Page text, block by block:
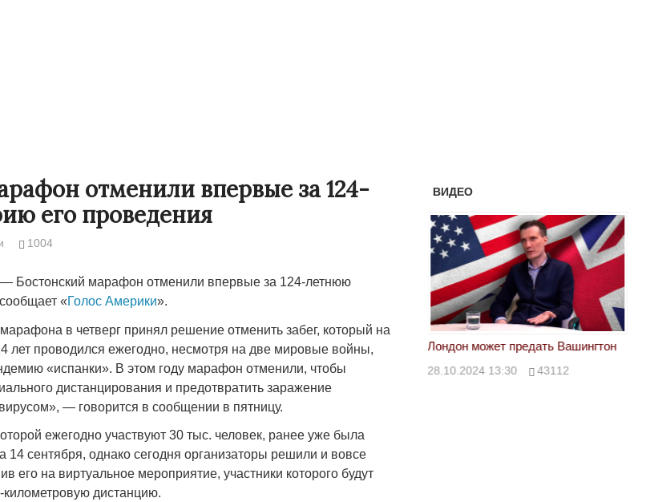
отменили впервые за 124-
его проведения
1004
— Бостонский марафон отменили впервые за 124-летнюю
«Голос Америки».
в четверг принял решение отменить забег, который на
лет проводился ежегодно, несмотря на две мировые войны,
«испанки». В этом году марафон отменили, чтобы
дистанцирования и предотвратить заражение
— говорится в сообщении в пятницу.
ежегодно участвуют 30 тыс. человек, ранее уже была
14 сентября, однако сегодня организаторы решили и вовсе
его на виртуальное мероприятие, участники которого будут
дистанцию.
ВИДЕО
Странная забастовка в Жанаозене.
Дарига не ждёт конфискации.
Авиакомпании сравнили с
мошенниками
30.10.2024 14:00 28888
«Новый Казахстан не говорит всей
правды»
29.10.2024 09:00
Лондон может предать Вашингтон
28.10.2024 13:30 43112